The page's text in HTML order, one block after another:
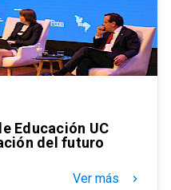
Educación UC
del futuro
Ver más keyboard_arrow_right